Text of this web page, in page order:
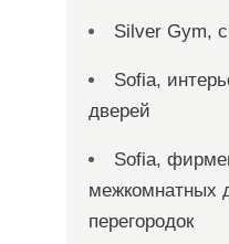
Silver Gym,
Sofia,
дверей
Sofia,
межкомнатных
перегородок